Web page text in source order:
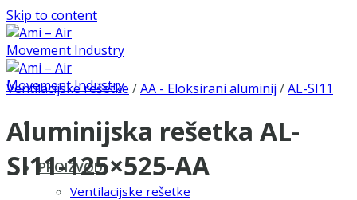
Skip to content
PROIZVODI
Ventilacijske rešetke
Ventilacijske rešetke /AA - Eloksirani aluminij /AL-SI11
Aluminijska rešetka AL-
SI11-125×525-AA